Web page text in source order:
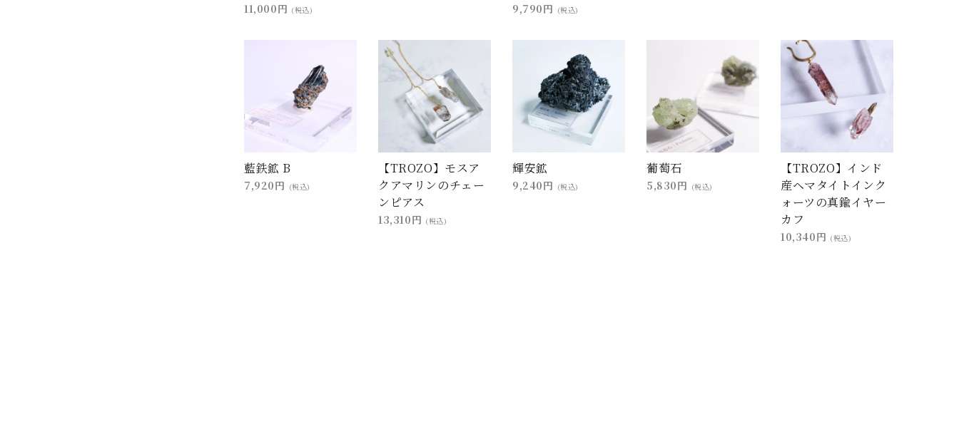
11,000円 (税込) 9,790円 (税込)
藍鉄鉱 B
7,920円 (税込)
【TROZO】モスア
クアマリンのチェー
ンピアス
13,310円 (税込)
輝安鉱
9,240円 (税込)
葡萄石
5,830円 (税込)
【TROZO】インド
産ヘマタイトインク
ォーツの真鍮イヤー
カフ
10,340円 (税込)